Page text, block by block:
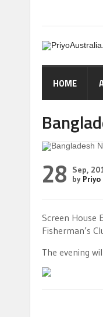
HOME
28
Sep,
by
Screen House
Fisherman’s
The evening